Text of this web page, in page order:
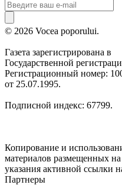
© 2026 Vocea poporului.
Газета зарегистрирована в
Государственной
Регистрационный номер:
от 25.07.1995.
Подписной индекс: 67799.
Копирование и
материалов размещенных на
указания активной ссылки
Партнеры